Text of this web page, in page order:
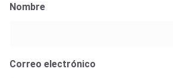
Nombre
Correo electrónico